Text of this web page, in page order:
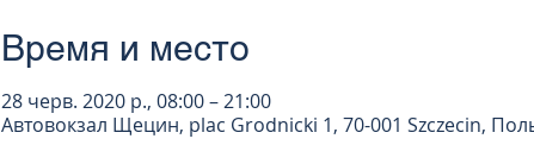
Время и место
28 черв. 2020 р., 08:00 – 21:00
Автовокзал Щецин, plac Grodnicki 1, 70-001 Szczecin,